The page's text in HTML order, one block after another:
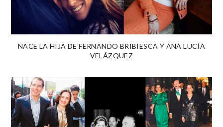
NACE LA HIJA DE FERNANDO BRIBIESCA Y ANA LUCÍA
VELÁZQUEZ